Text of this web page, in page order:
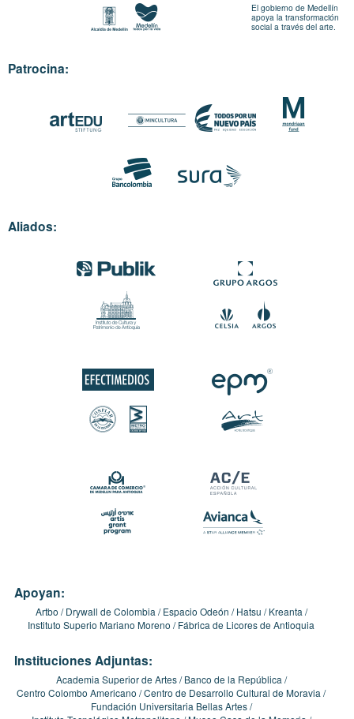
El gobierno de Medellín
apoya la transformación
social a través del arte.
Patrocina:
Aliados:
Apoyan:
Artbo Drywall de Colombia Espacio Odeón Hatsu
Kreanta
Instituto Superio Mariano Moreno
Fábrica de Licores de Antioquia
Instituciones Adjuntas:
Academia Superior de Artes
Banco de la República
Centro Colombo Americano Centro de Desarrollo Cultural de Moravia
Fundación Universitaria Bellas Artes